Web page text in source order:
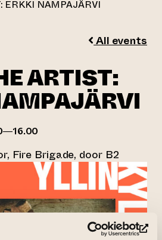
ERKKI NAMPAJÄRVI
All events
ARTIST:
Fire Brigade, door B2